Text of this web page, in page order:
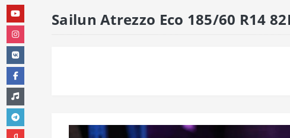
Sailun Atrezzo Eco 185/60 R14